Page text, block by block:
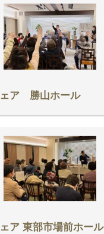
ェア 勝山ホール
ア 東部市場前ホール